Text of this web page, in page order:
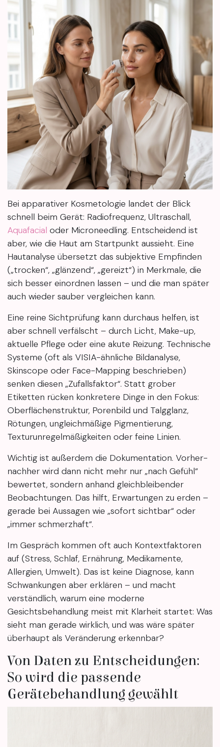
Bei apparativer Kosmetologie landet der Blick
schnell beim Gerät: Radiofrequenz, Ultraschall,
Aquafacial oder Microneedling. Entscheidend ist
aber, wie die Haut am Startpunkt aussieht. Eine
Hautanalyse übersetzt das subjektive Empfinden
(„trocken“, „glänzend“, „gereizt“) in Merkmale, die
sich besser einordnen lassen – und die man später
auch wieder sauber vergleichen kann.
Eine reine Sichtprüfung kann durchaus helfen, ist
aber schnell verfälscht – durch Licht, Make-up,
aktuelle Pflege oder eine akute Reizung. Technische
Systeme (oft als VISIA-ähnliche Bildanalyse,
Skinscope oder Face-Mapping beschrieben)
senken diesen „Zufallsfaktor“. Statt grober
Etiketten rücken konkretere Dinge in den Fokus:
Oberflächenstruktur, Porenbild und Talgglanz,
Rötungen, ungleichmäßige Pigmentierung,
Texturunregelmäßigkeiten oder feine Linien.
Wichtig ist außerdem die Dokumentation. Vorher-
nachher wird dann nicht mehr nur „nach Gefühl“
bewertet, sondern anhand gleichbleibender
Beobachtungen. Das hilft, Erwartungen zu erden –
gerade bei Aussagen wie „sofort sichtbar“ oder
„immer schmerzhaft“.
Im Gespräch kommen oft auch Kontextfaktoren
auf (Stress, Schlaf, Ernährung, Medikamente,
Allergien, Umwelt). Das ist keine Diagnose, kann
Schwankungen aber erklären – und macht
verständlich, warum eine moderne
Gesichtsbehandlung meist mit Klarheit startet: Was
sieht man gerade wirklich, und was wäre später
überhaupt als Veränderung erkennbar?
Von Daten zu Entscheidungen:
So wird die passende
Gerätebehandlung gewählt